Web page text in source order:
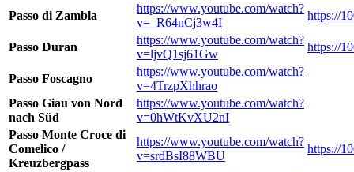
Passo di Zambla
https://www.youtube.com/watch?
v=_R64nCj3w4I
https://
Passo Duran
https://www.youtube.com/watch?
v=ljvQ1sj61Gw
https://
Passo Foscagno
https://www.youtube.com/watch?
v=4TrzpXhhrao
Passo Giau von Nord
nach Süd
https://www.youtube.com/watch?
v=0hWtKvXU2nI
Passo Monte Croce di
Comelico /
Kreuzbergpass
https://www.youtube.com/watch?
v=srdBsI88WBU
https://